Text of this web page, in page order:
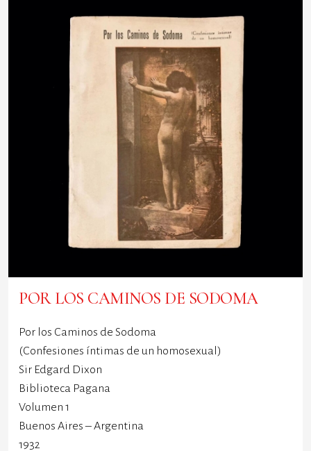
POR LOS CAMINOS DE SODOMA
Por los Caminos de Sodoma
(Confesiones íntimas de un homosexual)
Sir Edgard Dixon
Biblioteca Pagana
Volumen 1
Buenos Aires – Argentina
1932